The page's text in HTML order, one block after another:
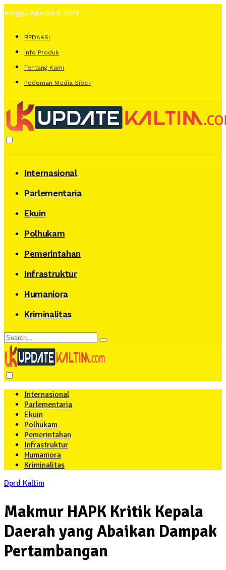
Minggu, Agustus 9, 2026
REDAKSI
Info Produk
Tentang Kami
Pedoman Media Siber
Internasional
Parlementaria
Ekuin
Polhukam
Pemerintahan
Infrastruktur
Humaniora
Kriminalitas
Internasional
Parlementaria
Ekuin
Polhukam
Pemerintahan
Infrastruktur
Humaniora
Kriminalitas
Dprd Kaltim
Makmur HAPK Kritik Kepala
Daerah yang Abaikan Dampak
Pertambangan